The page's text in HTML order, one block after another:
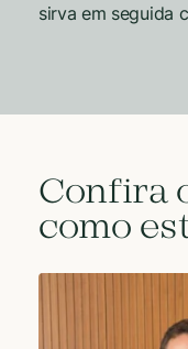
sirva em seguida
Confira
como